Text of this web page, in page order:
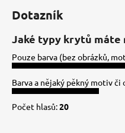
Dotazník
Jaké typy krytů máte
Pouze barva (bez obrázků,
Barva a nějaký pěkný motiv či
Počet hlasů:20